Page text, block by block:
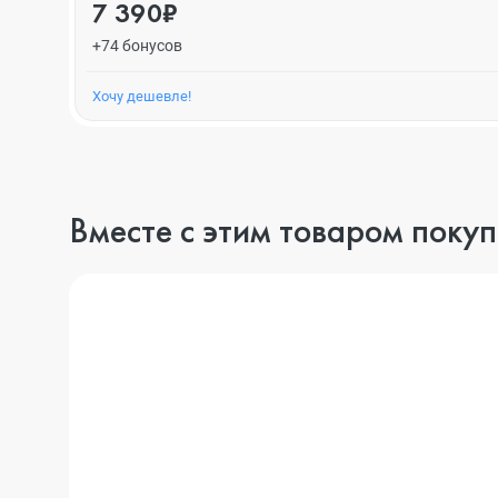
7 390₽
+74 бонусов
Хочу дешевле!
Вместе с этим товаром